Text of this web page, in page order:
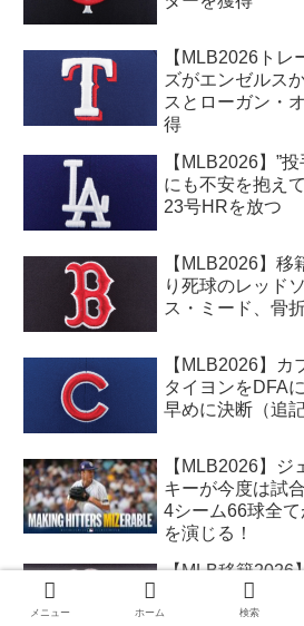
【MLB2026ト
ズがエンゼルス
スとローガン・
得
【MLB2026】”
にも不安を抱え
23号HRを放つ
【MLB2026】
り死球のレッド
ス・ミード、骨
【MLB2026】カ
タイヨンをDFA
早めに決断（追記
【MLB2026】
キーが今度は試
4シーム66球全
を演じる！
【MLB移籍2026
ナリー・アーリ
ド！内野手のカ
メニュー ホーム 検索